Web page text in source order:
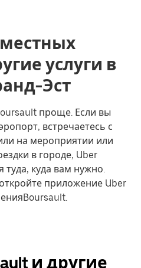
услуги в
Эст
проще. Если вы
встречаетесь с
на мероприятии или
в городе, Uber
куда вам нужно.
приложение Uber
и другие